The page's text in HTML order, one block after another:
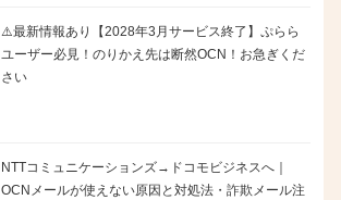
⚠️最新情報あり【2028年3月サービス終了】ぷらら
ユーザー必見！のりかえ先は断然OCN！お急ぎくだ
さい
NTTコミュニケーションズ→ドコモビジネスへ｜
OCNメールが使えない原因と対処法・詐欺メール注